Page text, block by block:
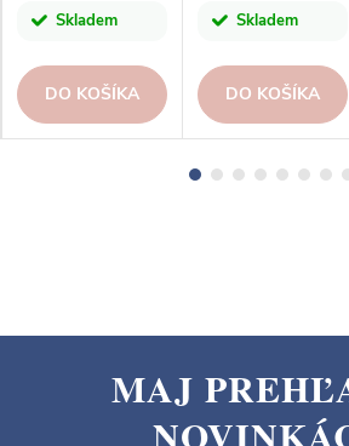
Skladem
DO KOŠÍKA
Skladem
DO KOŠÍKA
MAJ